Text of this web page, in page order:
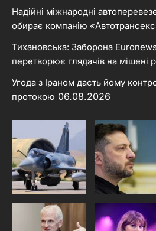
Надійні міжнародні
обирає компанію
Тихановська: Заборона Euronews
перетворює глядачів на мішені
Угода з Іраном дасть йому
протокою 06.08.2026